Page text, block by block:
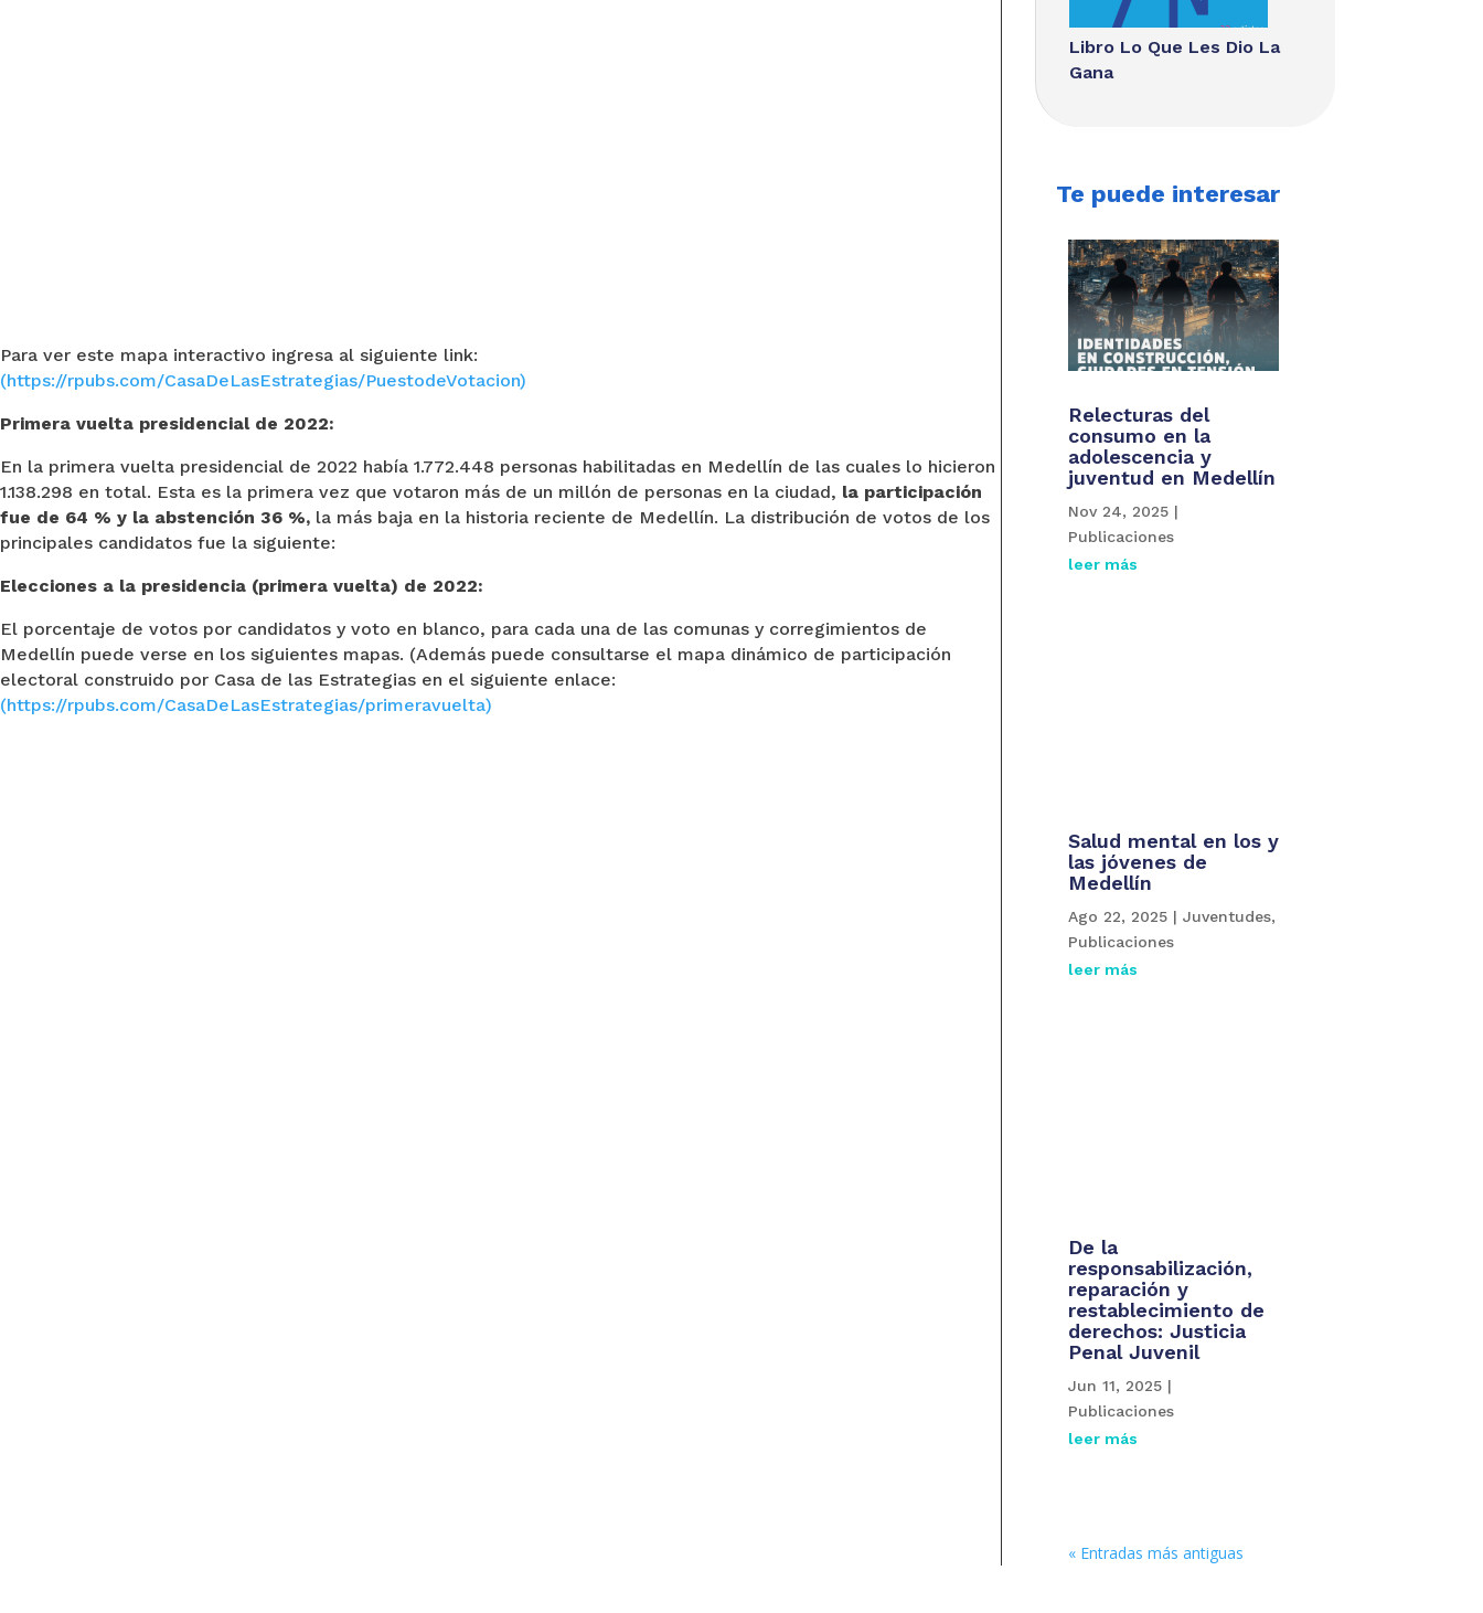
Para ver este mapa interactivo ingresa al siguiente link:
(https://rpubs.com/CasaDeLasEstrategias/PuestodeVotacion)
Primera vuelta presidencial de 2022:
En la primera vuelta presidencial de 2022 había 1.772.448 personas habilitadas en Medellín de las cuales lo hicieron
1.138.298 en total. Esta es la primera vez que votaron más de un millón de personas en la ciudad, la participación
fue de 64 % y la abstención 36 %, la más baja en la historia reciente de Medellín. La distribución de votos de los
principales candidatos fue la siguiente:
Elecciones a la presidencia (primera vuelta) de 2022:
El porcentaje de votos por candidatos y voto en blanco, para cada una de las comunas y corregimientos de
Medellín puede verse en los siguientes mapas. (Además puede consultarse el mapa dinámico de participación
electoral construido por Casa de las Estrategias en el siguiente enlace:
(https://rpubs.com/CasaDeLasEstrategias/primeravuelta)
Libro Lo Que Les Dio La
Gana
Te puede interesar
Relecturas del
consumo en la
adolescencia y
juventud en Medellín
Nov 24, 2025 |
Publicaciones
leer más
Salud mental en los y
las jóvenes de
Medellín
Ago 22, 2025 |Juventudes,
Publicaciones
leer más
De la
responsabilización,
reparación y
restablecimiento de
derechos: Justicia
Penal Juvenil
Jun 11, 2025 |
Publicaciones
leer más
« Entradas más antiguas